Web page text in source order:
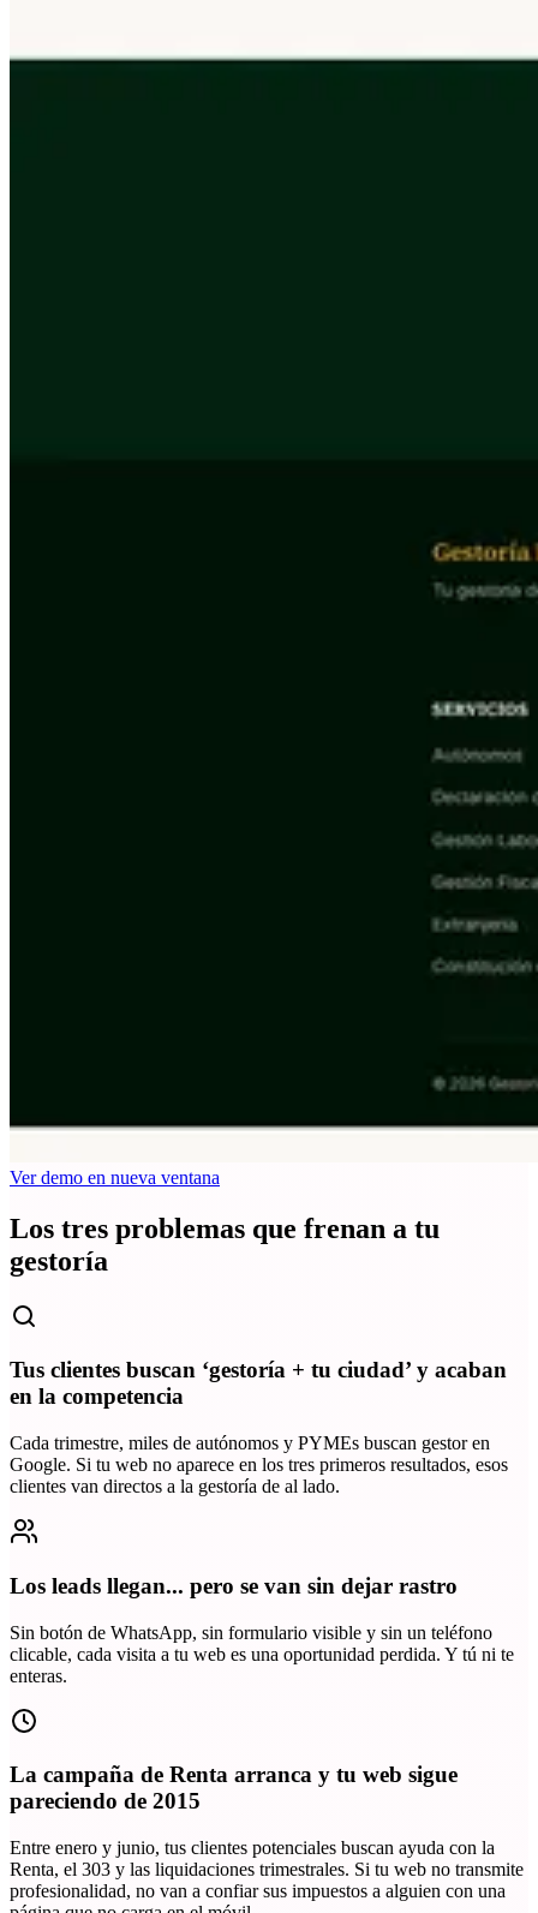
Ver demo en nueva ventana
Los tres problemas que frenan a tu
gestoría
Tus clientes buscan ‘gestoría + tu ciudad’ y acaban
en la competencia
Cada trimestre, miles de autónomos y PYMEs buscan gestor en
Google. Si tu web no aparece en los tres primeros resultados, esos
clientes van directos a la gestoría de al lado.
Los leads llegan... pero se van sin dejar rastro
Sin botón de WhatsApp, sin formulario visible y sin un teléfono
clicable, cada visita a tu web es una oportunidad perdida. Y tú ni te
enteras.
La campaña de Renta arranca y tu web sigue
pareciendo de 2015
Entre enero y junio, tus clientes potenciales buscan ayuda con la
Renta, el 303 y las liquidaciones trimestrales. Si tu web no transmite
profesionalidad, no van a confiar sus impuestos a alguien con una